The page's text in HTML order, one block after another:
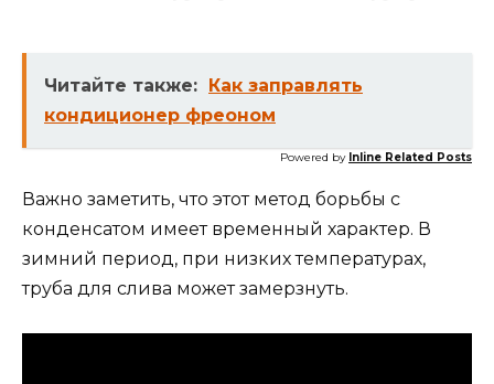
Читайте также: Как заправлять
кондиционер фреоном
Powered by Inline Related Posts
Важно заметить, что этот метод борьбы с
конденсатом имеет временный характер. В
зимний период, при низких температурах,
труба для слива может замерзнуть.